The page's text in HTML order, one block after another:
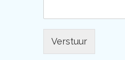
Verstuur